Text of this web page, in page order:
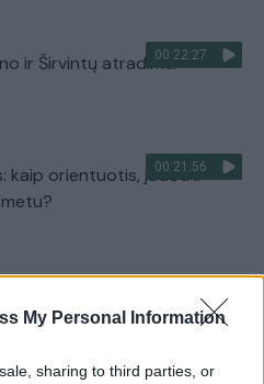
My Personal Information
sharing to third parties, or
00:22:27
ir Širvintų atradimai
00:21:56
kaip orientuotis, judėti ir
įrašai